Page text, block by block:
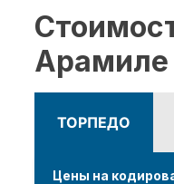
Арамиле
ТОРПЕДО
Цены на